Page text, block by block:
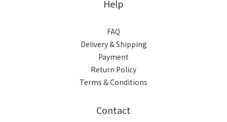
Help
FAQ
Delivery & Shipping
Payment
Return Policy
Terms & Conditions
Contact